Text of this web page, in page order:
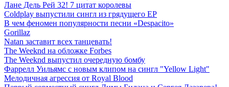
Лане Дель Рей 32! 7 цитат королевы
Coldplay выпустили сингл из грядущего EP
В чем феномен популярности песни «Despacito»
Gorillaz
Natan заставит всех танцевать!
The Weeknd на обложке Forbes
The Weeknd выпустил очередную бомбу
Фаррелл Уильямс с новым клипом на сингл "Yellow Light"
Мелодичная агрессия от Royal Blood